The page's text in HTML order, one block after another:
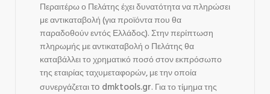
Περαιτέρω ο Πελάτης έχει δυνατότητα να πληρώσει
με αντικαταβολή (για προϊόντα που θα
παραδοθούν εντός Ελλάδος). Στην περίπτωση
πληρωμής με αντικαταβολή ο Πελάτης θα
καταβάλλει το χρηματικό ποσό στον εκπρόσωπο
της εταιρίας ταχυμεταφορών, με την οποία
συνεργάζεταιτο dmktools.gr. Για το τίμημα της